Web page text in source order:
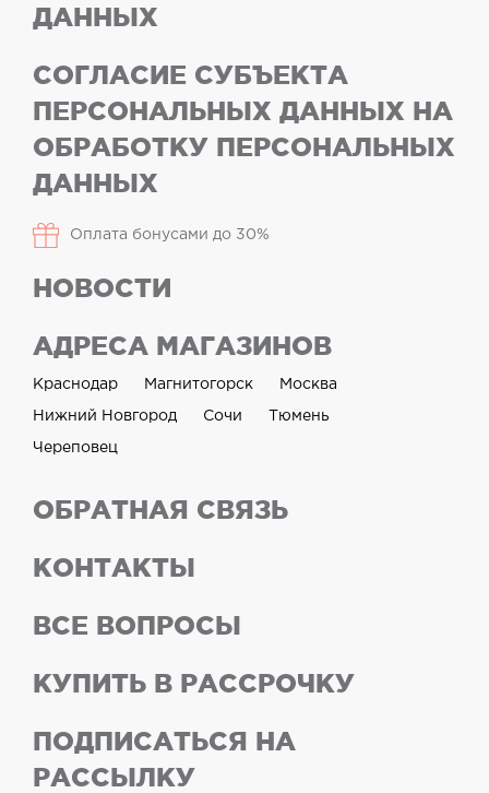
ДАННЫХ
СОГЛАСИЕ СУБЪЕКТА
ПЕРСОНАЛЬНЫХ ДАННЫХ НА
ОБРАБОТКУ ПЕРСОНАЛЬНЫХ
ДАННЫХ
Оплата бонусами до 30%
НОВОСТИ
АДРЕСА МАГАЗИНОВ
Краснодар Магнитогорск Москва
Нижний Новгород Сочи Тюмень
Череповец
ОБРАТНАЯ СВЯЗЬ
КОНТАКТЫ
ВСЕ ВОПРОСЫ
КУПИТЬ В РАССРОЧКУ
ПОДПИСАТЬСЯ НА
РАССЫЛКУ